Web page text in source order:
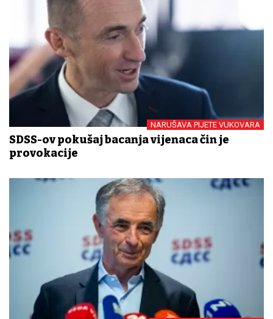
NARUŠAVA PIJETE VUKOVARA
SDSS-ov pokušaj bacanja vijenaca čin je
provokacije